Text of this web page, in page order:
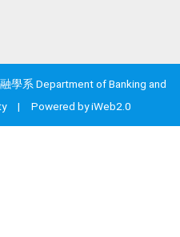
學系 Department of Banking and
| Powered by iWeb2.0